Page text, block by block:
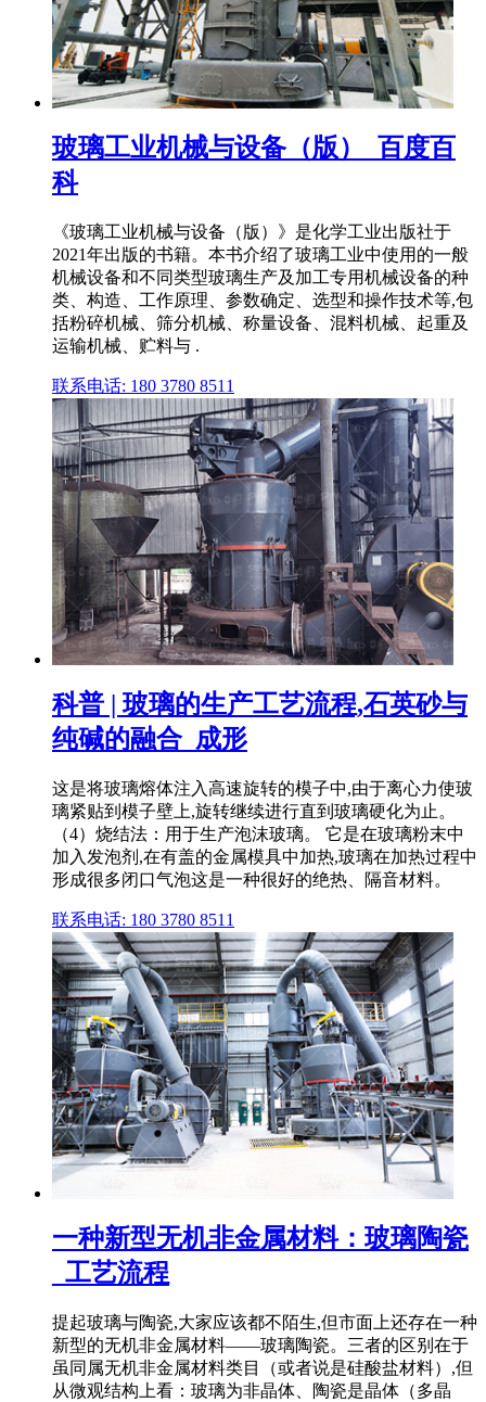
玻璃工业机械与设备（版）_百度百
科
《玻璃工业机械与设备（版）》是化学工业出版社于
2021年出版的书籍。本书介绍了玻璃工业中使用的一般
机械设备和不同类型玻璃生产及加工专用机械设备的种
类、构造、工作原理、参数确定、选型和操作技术等,包
括粉碎机械、筛分机械、称量设备、混料机械、起重及
运输机械、贮料与 .
联系电话: 180 3780 8511
科普 | 玻璃的生产工艺流程,石英砂与
纯碱的融合_成形
这是将玻璃熔体注入高速旋转的模子中,由于离心力使玻
璃紧贴到模子壁上,旋转继续进行直到玻璃硬化为止。
（4）烧结法：用于生产泡沫玻璃。 它是在玻璃粉末中
加入发泡剂,在有盖的金属模具中加热,玻璃在加热过程中
形成很多闭口气泡这是一种很好的绝热、隔音材料。
联系电话: 180 3780 8511
一种新型无机非金属材料：玻璃陶瓷
_工艺流程
提起玻璃与陶瓷,大家应该都不陌生,但市面上还存在一种
新型的无机非金属材料——玻璃陶瓷。三者的区别在于
虽同属无机非金属材料类目（或者说是硅酸盐材料）,但
从微观结构上看：玻璃为非晶体、陶瓷是晶体（多晶